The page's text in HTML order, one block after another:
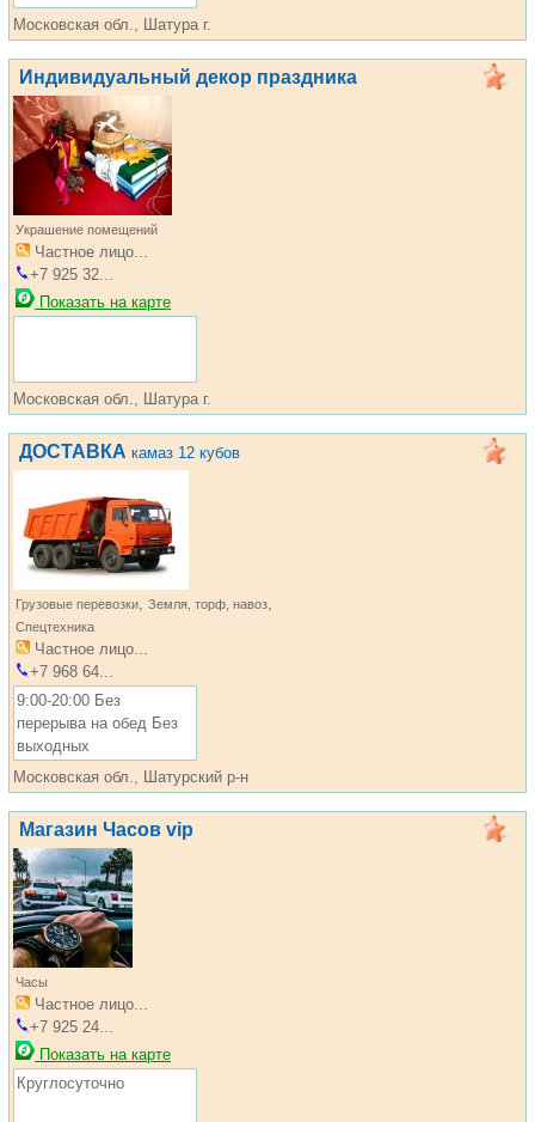
Московская обл., Шатура г.
Индивидуальный декор праздника
Украшение помещений
Частное лицо...
+7 925 32...
Показать на карте
Московская обл., Шатура г.
ДОСТАВКА камаз 12 кубов
Грузовые перевозки, Земля, торф, навоз,
Спецтехника
Частное лицо...
+7 968 64...
9:00-20:00 Без
перерыва на обед Без
выходных
Московская обл., Шатурский р-н
Магазин Часов vip
Часы
Частное лицо...
+7 925 24...
Показать на карте
Круглосуточно